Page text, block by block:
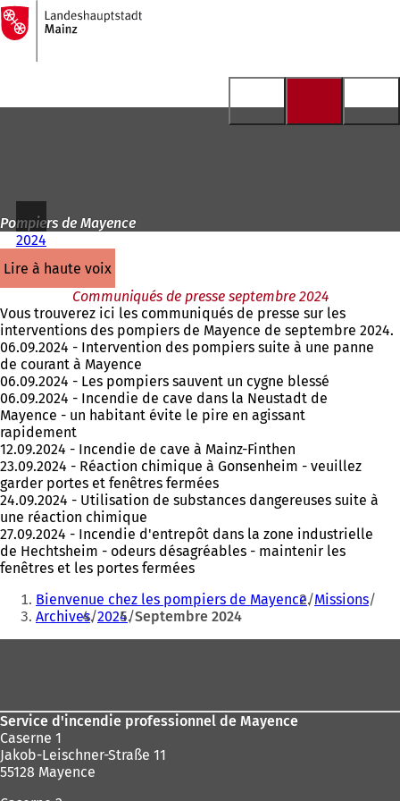
Accéder au contenu
Vers
la
page
d'accueil
Pompiers de Mayence
2024
lire à haute voix
Communiqués de presse septembre 2024
Vous trouverez ici les communiqués de presse sur les
interventions des pompiers de Mayence de septembre 2024.
06.09.2024 - Intervention des pompiers suite à une panne
de courant à Mayence
06.09.2024 - Les pompiers sauvent un cygne blessé
06.09.2024 - Incendie de cave dans la Neustadt de
Mayence - un habitant évite le pire en agissant
rapidement
12.09.2024 - Incendie de cave à Mainz-Finthen
23.09.2024 - Réaction chimique à Gonsenheim - veuillez
garder portes et fenêtres fermées
24.09.2024 - Utilisation de substances dangereuses suite à
une réaction chimique
27.09.2024 - Incendie d'entrepôt dans la zone industrielle
de Hechtsheim - odeurs désagréables - maintenir les
fenêtres et les portes fermées
Vous
êtes
ici
Bienvenue chez les pompiers de Mayence Missions
Archives 2024 Septembre 2024
Service d'incendie professionnel de Mayence
Caserne 1
Jakob-Leischner-Straße 11
55128 Mayence